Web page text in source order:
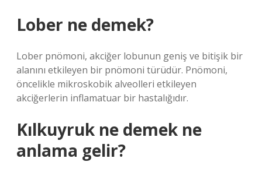
Lober ne demek?
Lober pnömoni, akciğer lobunun geniş ve bitişik bir
alanını etkileyen bir pnömoni türüdür. Pnömoni,
öncelikle mikroskobik alveolleri etkileyen
akciğerlerin inflamatuar bir hastalığıdır.
Kılkuyruk ne demek ne
anlama gelir?